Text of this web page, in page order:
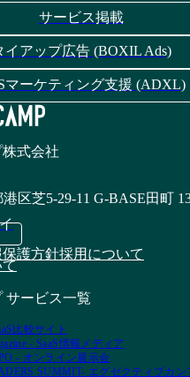
サービス掲載
イアップ広告 (BOXIL Ads)
マーケティング支援 (ADXL)
式会社
港区芝5-29-11 G-BASE田町
護方針採用について
て
サービス一覧
比較サイト
- SaaS情報メディア
- オンライン展示会
SUMMIT- エグゼクティブカン